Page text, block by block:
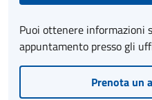
Puoi ottenere informazioni
appuntamento presso gli
Prenota un